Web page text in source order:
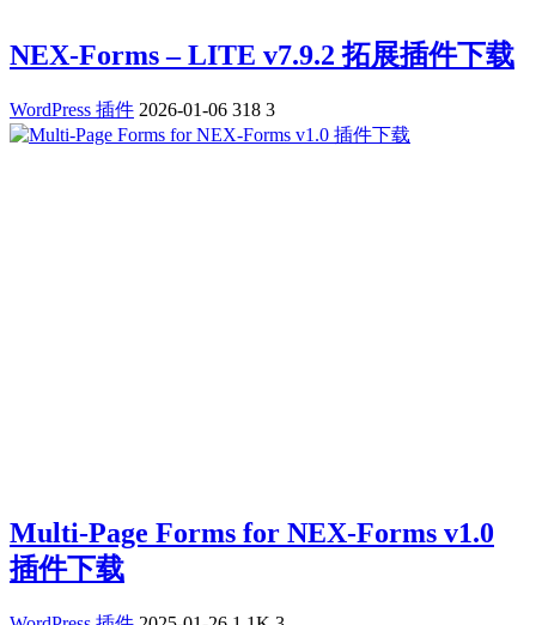
NEX-Forms – LITE v7.9.2 拓展插件下载
WordPress 插件 2026-01-06 318 3
Multi-Page Forms for NEX-Forms v1.0
插件下载